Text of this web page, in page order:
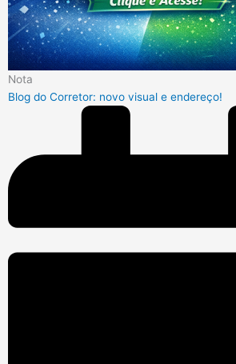
Nota
Blog do Corretor: novo visual e endereço!